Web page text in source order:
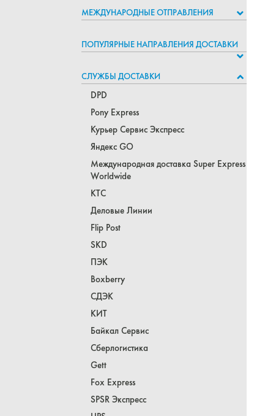
МЕЖДУНАРОДНЫЕ ОТПРАВЛЕНИЯ
ПОПУЛЯРНЫЕ НАПРАВЛЕНИЯ ДОСТАВКИ
СЛУЖБЫ ДОСТАВКИ
DPD
Pony Express
Курьер Сервис Экспресс
Яндекс GO
Международная доставка Super Express
Worldwide
КТС
Деловые Линии
Flip Post
SKD
ПЭК
Boxberry
СДЭК
КИТ
Байкал Сервис
Сберлогистика
Gett
Fox Express
SPSR Экспресс